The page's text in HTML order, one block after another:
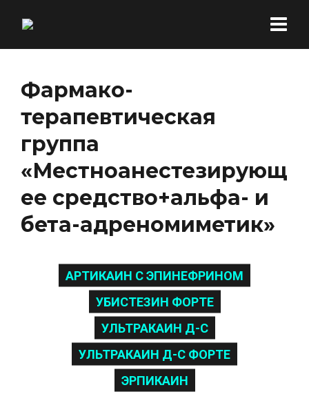
Фармако-
терапевтическая
группа
«Местноанестезирующ
ее средство+альфа- и
бета-адреномиметик»
АРТИКАИН С ЭПИНЕФРИНОМ
УБИСТЕЗИН ФОРТЕ
УЛЬТРАКАИН Д-С
УЛЬТРАКАИН Д-С ФОРТЕ
ЭРПИКАИН